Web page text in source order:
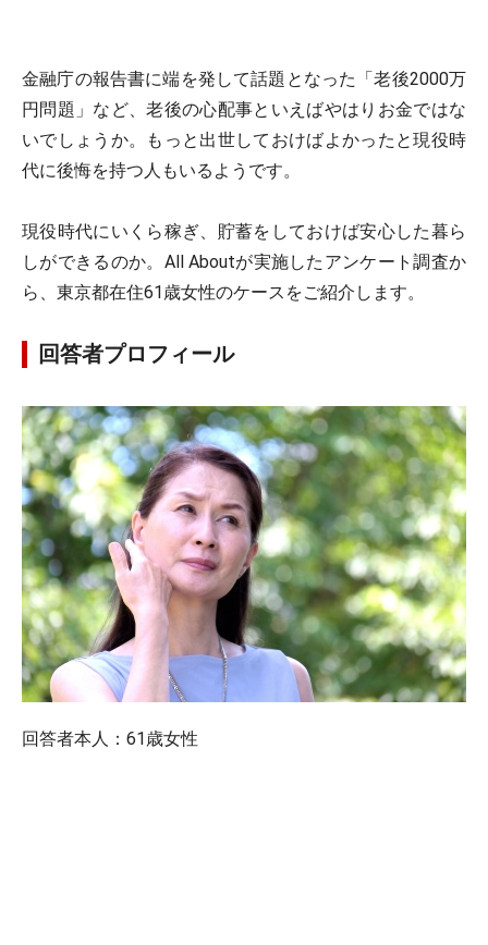
金融庁の報告書に端を発して話題となった「老後2000万
円問題」など、老後の心配事といえばやはりお金ではな
いでしょうか。もっと出世しておけばよかったと現役時
代に後悔を持つ人もいるようです。
現役時代にいくら稼ぎ、貯蓄をしておけば安心した暮ら
しができるのか。All Aboutが実施したアンケート調査か
ら、東京都在住61歳女性のケースをご紹介します。
回答者プロフィール
回答者本人：61歳女性